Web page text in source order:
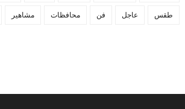
طقس عاجل فن محافظات مشاهير